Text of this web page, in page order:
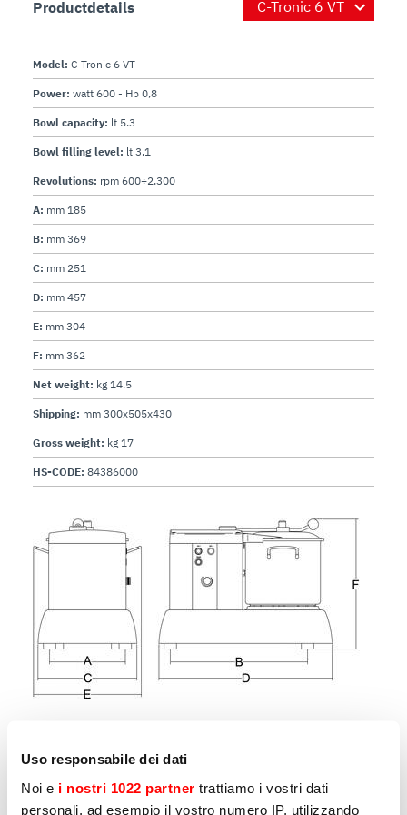
Uso responsabile dei dati
Noi e i nostri 1022 partner trattiamo i vostri dati
personali, ad esempio il vostro numero IP, utilizzando
Productdetails
Model: C-Tronic 6 VT
Power: watt 600 - Hp 0,8
Bowl capacity: lt 5.3
Bowl filling level: lt 3,1
Revolutions: rpm 600÷2.300
A: mm 185
B: mm 369
C: mm 251
D: mm 457
E: mm 304
F: mm 362
Net weight: kg 14.5
Shipping: mm 300x505x430
Gross weight: kg 17
HS-CODE: 84386000
Andere producten die u mogelijk